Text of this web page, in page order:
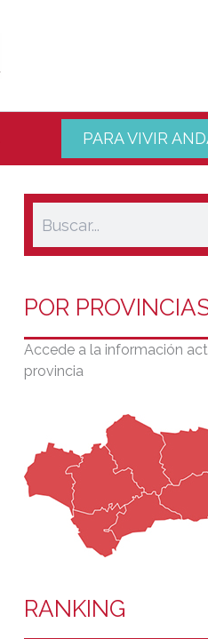
PARA VIVIR
POR
Accede a la información
provincia
RANKING